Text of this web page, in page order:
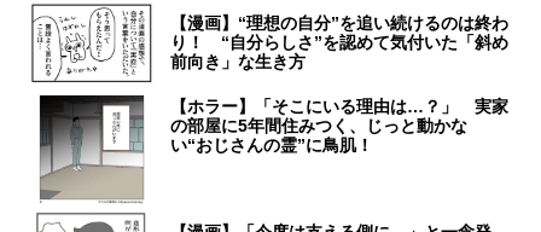
【漫画】“理想の自分”を追い続けるのは終わ
り！ “自分らしさ”を認めて気付いた「斜め
前向き」な生き方
【ホラー】「そこにいる理由は…？」 実家
の部屋に5年間住みつく、じっと動かな
い“おじさんの霊”に鳥肌！